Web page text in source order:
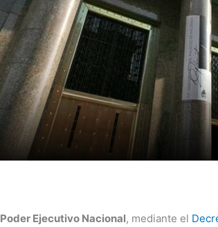
Poder Ejecutivo Nacional, mediante el